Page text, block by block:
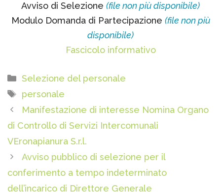
Avviso di Selezione (file non più disponibile)
Modulo Domanda di Partecipazione (file non più
disponibile)
Fascicolo informativo
Categorie
Selezione del personale
Tag
personale
Manifestazione di interesse Nomina Organo
di Controllo di Servizi Intercomunali
VEronapianura S.r.l.
Avviso pubblico di selezione per il
conferimento a tempo indeterminato
dell’incarico di Direttore Generale